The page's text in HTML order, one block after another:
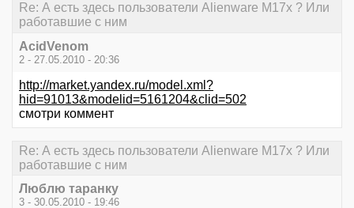
Re: А есть здесь пользователи Alienware M17x ? Или
работавшие с ним
AcidVenom
2 - 27.05.2010 - 20:36
http://market.yandex.ru/model.xml?
hid=91013&modelid=5161204&clid=502
смотри коммент
Re: А есть здесь пользователи Alienware M17x ? Или
работавшие с ним
Люблю таранку
3 - 30.05.2010 - 19:46